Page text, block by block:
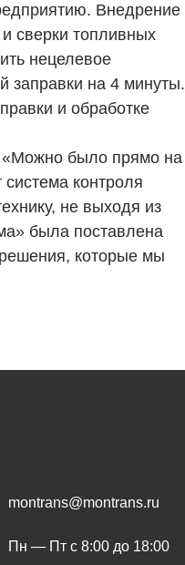
Внедрение
сверки топливных
нецелевое
заправки на 4 минуты.
и обработке
«Можно было прямо на
система контроля
не выходя из
была поставлена
которые мы
Пн — Пт с 8:00 до 18:00
montrans@montrans.ru